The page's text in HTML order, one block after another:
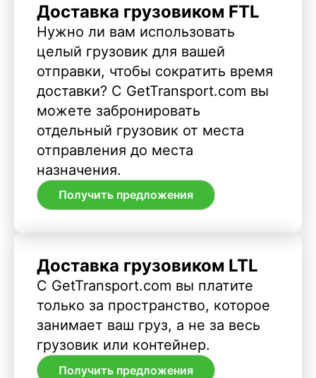
Доставка грузовиком FTL
Нужно ли вам использовать
целый грузовик для вашей
отправки, чтобы сократить время
доставки? С GetTransport.com вы
можете забронировать
отдельный грузовик от места
отправления до места
назначения.
Получить предложения
Доставка грузовиком LTL
С GetTransport.com вы платите
только за пространство, которое
занимает ваш груз, а не за весь
грузовик или контейнер.
Получить предложения